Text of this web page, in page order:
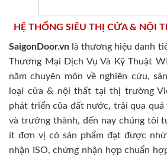
HỆ THỐNG SIÊU THỊ CỬA & NỘI
SaigonDoor.vn là thương hiệu danh
Thương Mại Dịch Vụ Và Kỹ Thuật
năm chuyên môn về nghiên cứu,
loại cửa & nội thất tại thị trường
phát triển của đất nước, trải qua
và trưởng thành, đến nay chúng tôi
ít đơn vị có sản phẩm đạt được
nhận ISO, chứng nhận hợp chuẩn